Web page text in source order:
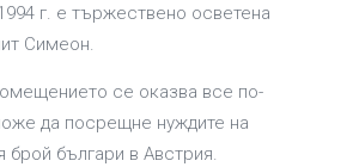
г. е тържествено осветена
Симеон.
се оказва все по-
да посрещне нуждите на
брой българи в Австрия.